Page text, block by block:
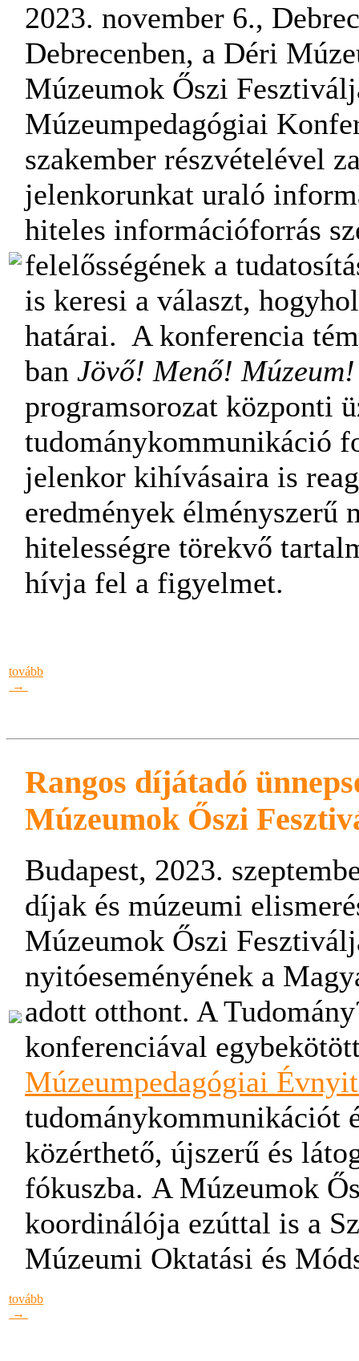
2023. november 6.,
Debrecenben, a Déri
Múzeumok Őszi
Múzeumpedagógiai
szakember részvételével
jelenkorunkat uraló
hiteles információforrás
felelősségének a
is keresi a választ,
határai. A konferencia
ban Jövő! Menő! Múzeum!
programsorozat központi
tudománykommunikáció
jelenkor kihívásaira is
eredmények élményszerű
hitelességre törekvő
hívja fel a figyelmet.
tovább
→
Rangos díjátadó
Múzeumok Őszi
Budapest, 2023.
díjak és múzeumi
Múzeumok Őszi
nyitóeseményének a
adott otthont. A
konferenciával
Múzeumpedagógiai
tudománykommunikációt
közérthető, újszerű és
fókuszba. A Múzeumok
koordinálója ezúttal is a
Múzeumi Oktatási és
tovább
→